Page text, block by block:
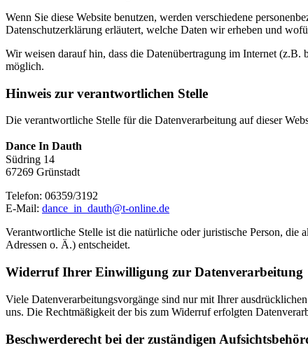
Wenn Sie diese Website benutzen, werden verschiedene
Datenschutzerklärung erläutert, welche Daten wir erheben und
Wir weisen darauf hin, dass die Datenübertragung im Internet
möglich.
Hinweis zur verantwortlichen Stelle
Die verantwortliche Stelle für die Datenverarbeitung auf dieser
Dance In Dauth
Südring 14
67269 Grünstadt
Telefon: 06359/3192
E-Mail: dance_in_dauth@t-online.de
Verantwortliche Stelle ist die natürliche oder juristische Person,
Adressen o. Ä.) entscheidet.
Widerruf Ihrer Einwilligung zur Datenverarbeitung
Viele Datenverarbeitungsvorgänge sind nur mit Ihrer
uns. Die Rechtmäßigkeit der bis zum Widerruf erfolgten
Beschwerderecht bei der zuständigen